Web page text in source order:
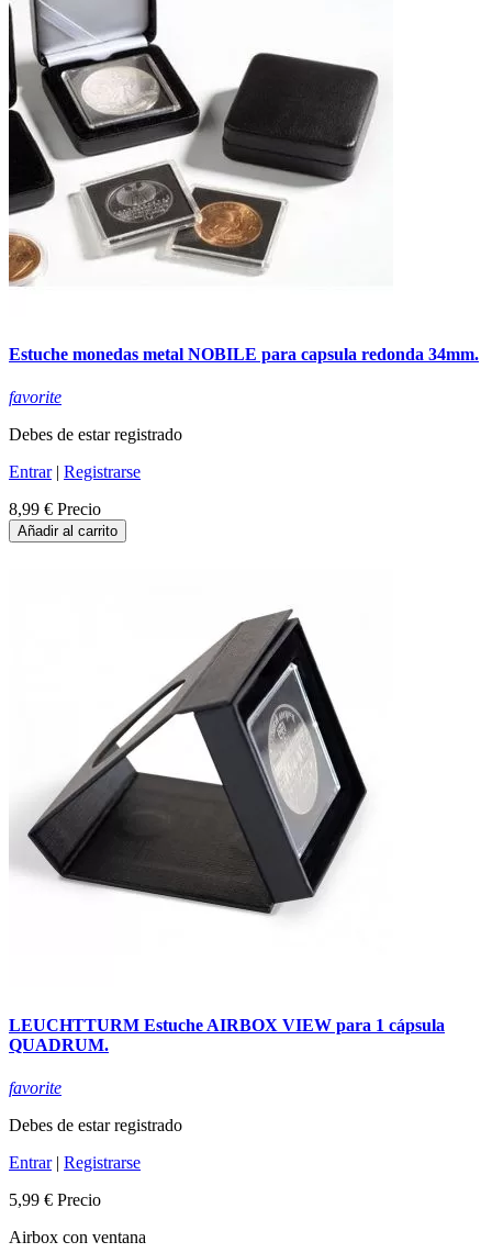
Estuche monedas metal NOBILE para capsula redonda 34mm.
favorite
Debes de estar registrado
Entrar| Registrarse
8,99 € Precio
Añadir al carrito
LEUCHTTURM Estuche AIRBOX VIEW para 1 cápsula
QUADRUM.
favorite
Debes de estar registrado
Entrar| Registrarse
5,99 € Precio
Airbox con ventana